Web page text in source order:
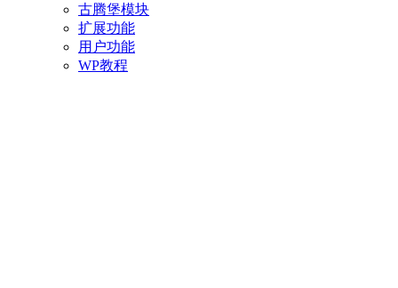
古腾堡模块
扩展功能
用户功能
WP教程